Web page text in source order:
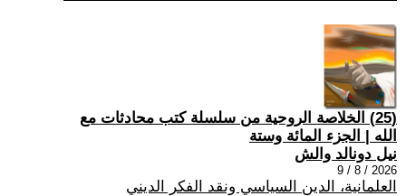
(25) الخلاصة الروحية من سلسلة كتب محادثات مع
الله | الجزء المائة وستة
نيل دونالد والش
2026 / 8 / 9
العلمانية، الدين السياسي ونقد الفكر الديني